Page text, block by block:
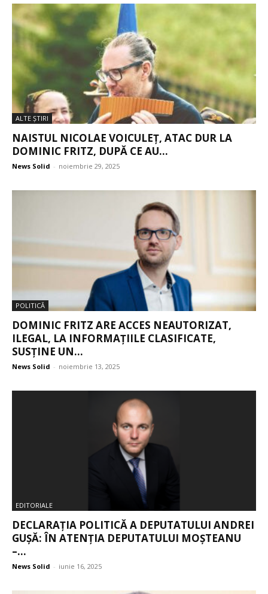
ALTE ŞTIRI
NAISTUL NICOLAE VOICULEȚ, ATAC DUR LA
DOMINIC FRITZ, DUPĂ CE AU...
News Solid - noiembrie 29, 2025
POLITICĂ
DOMINIC FRITZ ARE ACCES NEAUTORIZAT,
ILEGAL, LA INFORMAȚIILE CLASIFICATE,
SUSȚINE UN...
News Solid - noiembrie 13, 2025
EDITORIALE
DECLARAȚIA POLITICĂ A DEPUTATULUI ANDREI
GUȘĂ: ÎN ATENȚIA DEPUTATULUI MOȘTEANU
–...
News Solid - iunie 16, 2025